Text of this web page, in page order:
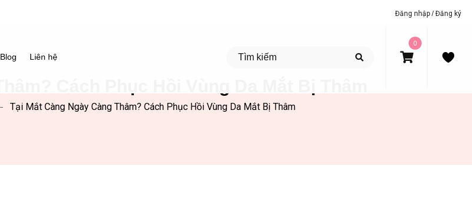
Đăng nhập /Đăng ký
Blog Liên hệ
0
Tại Mắt Càng Ngày Càng Thâm? Cách Phục Hồi Vùng Da Mắt Bị Thâm